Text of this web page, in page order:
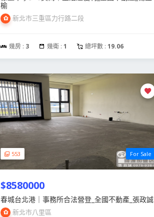
榆
新北市三重區力行路二段
幾房 : 3 幾衛 : 1 總坪數 : 19.06
553 For Sale
$8580000
春城台北港｜事務所合法營登_全國不動產_張政誠
新北市八里區